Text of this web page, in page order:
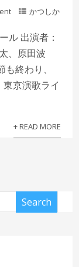
かつしか
ル 出演者：
、原田波
終わり、
京演歌ライ
+ READ MORE